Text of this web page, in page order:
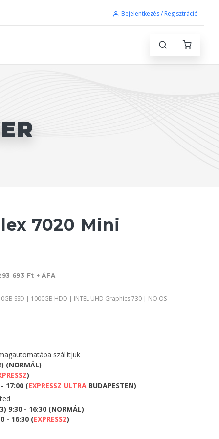
Bejelentkezés / Regisztráció
7020 Mini
693 Ft + ÁFA
SSD | 1000GB HDD | INTEL UHD Graphics 730 | NO OS
szállítjuk
(NORMÁL)
)
17:00 (EXPRESSZ ULTRA BUDAPESTEN)
9:30 - 16:30 (NORMÁL)
- 16:30 (EXPRESSZ)